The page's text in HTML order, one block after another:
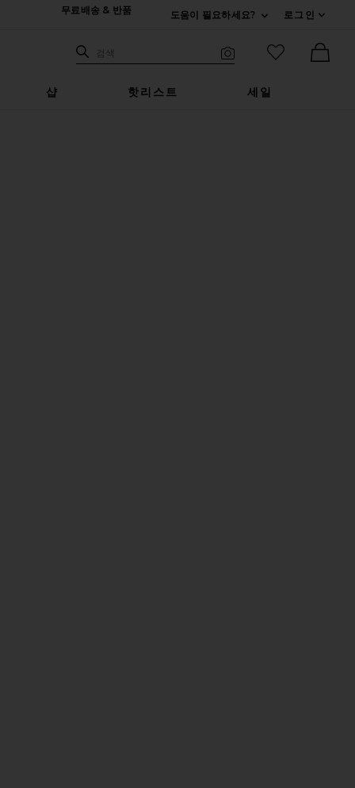
무료배송 & 반품
도움이 필요하세요?
로그인
검색하기
검색
즐겨찾기 아
샵 핫리스트 세일